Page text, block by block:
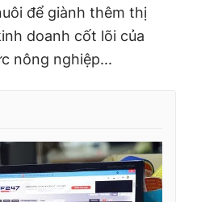
để giành thêm thị
doanh cốt lõi của
nông nghiệp...